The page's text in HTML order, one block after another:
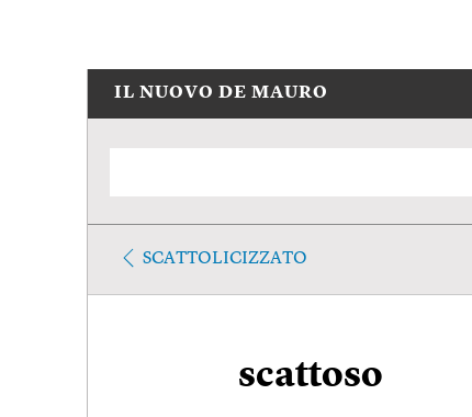
IL NUOVO DE MAURO
SCATTOLICIZZATO
scattoso